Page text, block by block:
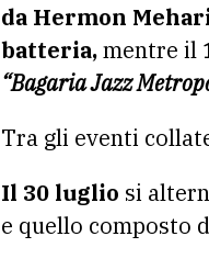
da Hermon
batteria,mentre il
“Bagaria Jazz
Tra gli eventi
Il 30 luglio si
e quello composto